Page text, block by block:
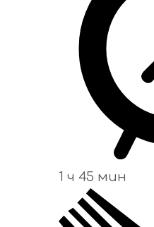
1 ч 45 мин